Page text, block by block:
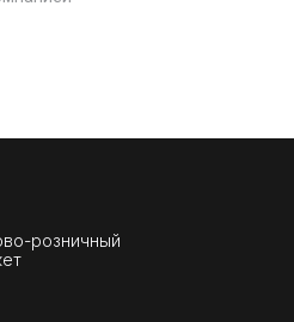
розничный